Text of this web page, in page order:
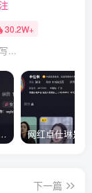
30.2W+
...
子日记是最懂反转的网红吗？
下一篇